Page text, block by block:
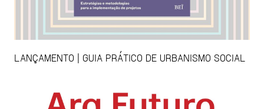
LANÇAMENTO | GUIA PRÁTICO DE URBANISMO SOCIAL